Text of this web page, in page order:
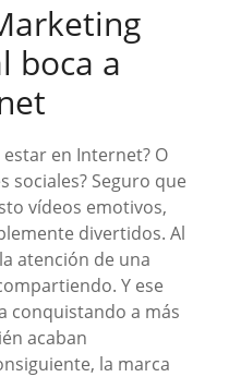
boca a
en Internet? O
sociales? Seguro que
vídeos emotivos,
divertidos. Al
atención de una
Y ese
conquistando a más
acaban
la marca